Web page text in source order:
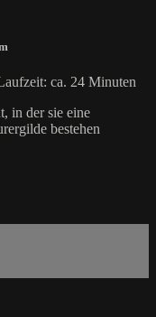
ca. 24 Minuten
in der sie eine
bestehen